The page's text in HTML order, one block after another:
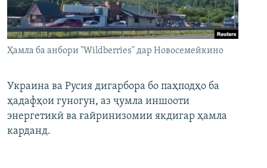
Ҳамла ба анбори "Wildberries" дар Новосемейкино
Украина ва Русия дигарбора бо паҳподҳо ба
ҳадафҳои гуногун, аз ҷумла иншооти
энергетикӣ ва ғайринизомии якдигар ҳамла
карданд.